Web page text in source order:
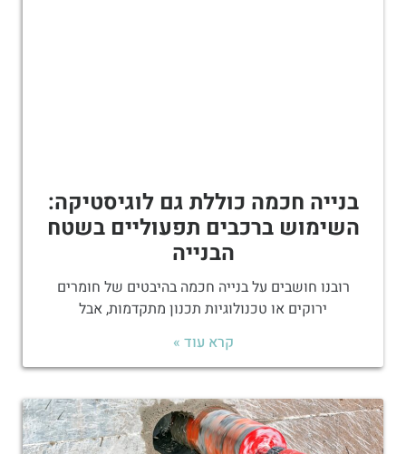
בנייה חכמה כוללת גם לוגיסטיקה:
השימוש ברכבים תפעוליים בשטח
הבנייה
רובנו חושבים על בנייה חכמה בהיבטים של חומרים
ירוקים או טכנולוגיות תכנון מתקדמות, אבל
קרא עוד »